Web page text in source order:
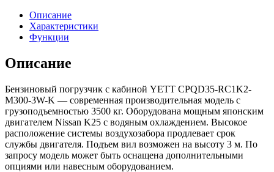
Описание
Характеристики
Функции
Описание
Бензиновый погрузчик с кабиной YETT CPQD35-RC1K2-
M300-3W-K — современная производительная модель с
грузоподъемностью 3500 кг. Оборудована мощным японским
двигателем Nissan K25 с водяным охлаждением. Высокое
расположение системы воздухозабора продлевает срок
службы двигателя. Подъем вил возможен на высоту 3 м. По
запросу модель может быть оснащена дополнительными
опциями или навесным оборудованием.